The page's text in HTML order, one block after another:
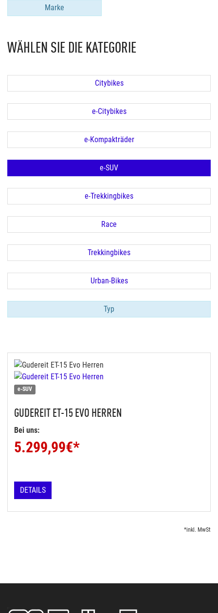
Marke
WÄHLEN SIE DIE KATEGORIE
Citybikes
e-Citybikes
e-Kompakträder
e-SUV
e-Trekkingbikes
Race
Trekkingbikes
Urban-Bikes
Typ
e-SUV
GUDEREITET-15 EVO HERREN
Bei uns:
5.299,99€*
DETAILS
*inkl. MwSt